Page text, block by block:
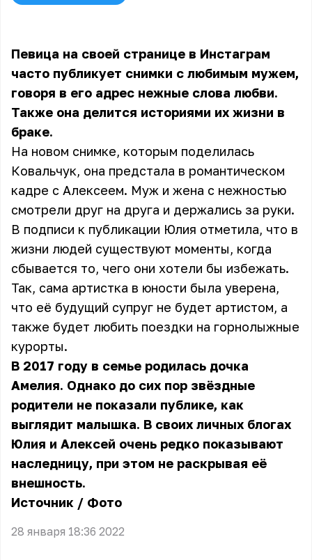
Певица на своей странице в Инстаграм
часто публикует снимки с любимым мужем,
говоря в его адрес нежные слова любви.
Также она делится историями их жизни в
браке.
На новом снимке, которым поделилась
Ковальчук, она предстала в романтическом
кадре с Алексеем. Муж и жена с нежностью
смотрели друг на друга и держались за руки.
В подписи к публикации Юлия отметила, что в
жизни людей существуют моменты, когда
сбывается то, чего они хотели бы избежать.
Так, сама артистка в юности была уверена,
что её будущий супруг не будет артистом, а
также будет любить поездки на горнолыжные
курорты.
В 2017 году в семье родилась дочка
Амелия. Однако до сих пор звёздные
родители не показали публике, как
выглядит малышка. В своих личных блогах
Юлия и Алексей очень редко показывают
наследницу, при этом не раскрывая её
внешность.
Источник / Фото
28 января 18:36 2022